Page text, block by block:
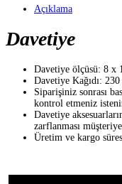
Açıklama
Davetiye
Davetiye ölçüsü: 8 x
Davetiye Kağıdı:
Siparişiniz sonrası
kontrol etmeniz
Davetiye
zarflanması
Üretim ve kargo